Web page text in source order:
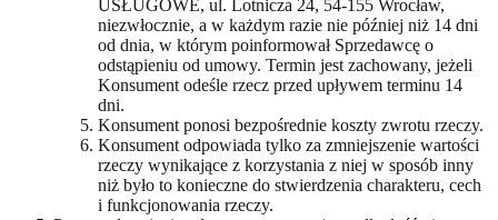
USŁUGOWE, ul. Lotnicza 24, 54-155 Wrocław,
niezwłocznie, a w każdym razie nie później niż 14 dni
od dnia, w którym poinformował Sprzedawcę o
odstąpieniu od umowy. Termin jest zachowany, jeżeli
Konsument odeśle rzecz przed upływem terminu 14
dni.
Konsument ponosi bezpośrednie koszty zwrotu rzeczy.
Konsument odpowiada tylko za zmniejszenie wartości
rzeczy wynikające z korzystania z niej w sposób inny
niż było to konieczne do stwierdzenia charakteru, cech
i funkcjonowania rzeczy.